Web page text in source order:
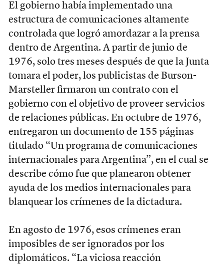
El gobierno había implementado una
estructura de comunicaciones altamente
controlada que logró amordazar a la prensa
dentro de Argentina. A partir de junio de
1976, solo tres meses después de que la Junta
tomara el poder, los publicistas de Burson-
Marsteller firmaron un contrato con el
gobierno con el objetivo de proveer servicios
de relaciones públicas. En octubre de 1976,
entregaron un documento de 155 páginas
titulado “Un programa de comunicaciones
internacionales para Argentina”, en el cual se
describe cómo fue que planearon obtener
ayuda de los medios internacionales para
blanquear los crímenes de la dictadura.
En agosto de 1976, esos crímenes eran
imposibles de ser ignorados por los
diplomáticos. “La viciosa reacción